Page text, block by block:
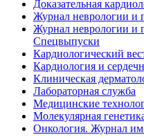
Доказательная
Журнал неврологии и
Журнал неврологии и
Спецвыпуски
Кардиологический
Кардиология и
Клиническая
Лабораторная служба
Медицинские
Молекулярная
Онкология. Журнал